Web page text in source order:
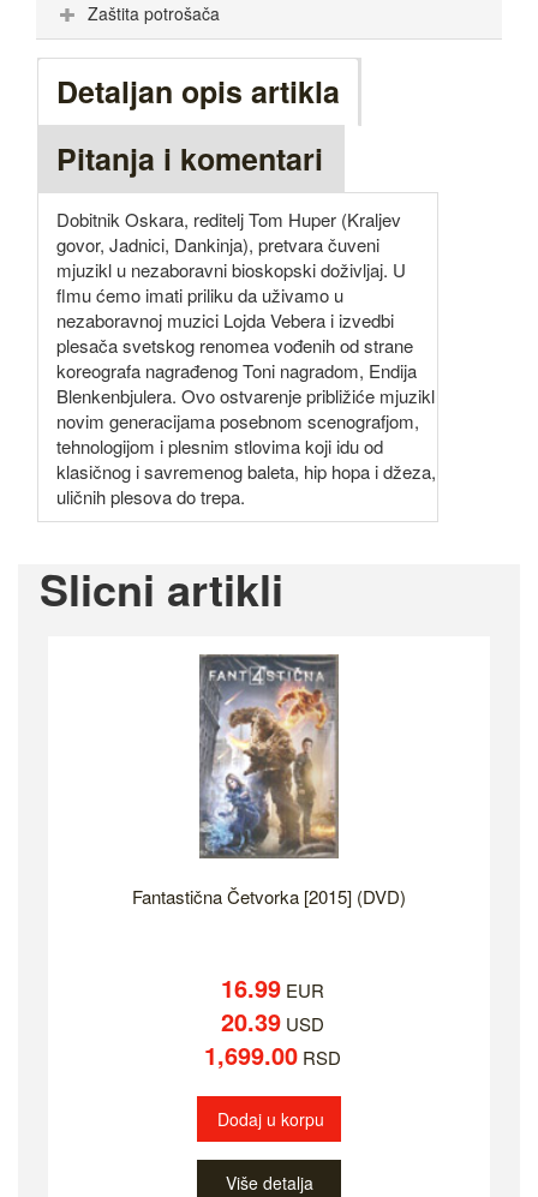
Zaštita potrošača
Detaljan opis artikla
Pitanja i komentari
Dobitnik Oskara, reditelj Tom Huper (Kraljev
govor, Jadnici, Dankinja), pretvara čuveni
mjuzikl u nezaboravni bioskopski doživljaj. U
flmu ćemo imati priliku da uživamo u
nezaboravnoj muzici Lojda Vebera i izvedbi
plesača svetskog renomea vođenih od strane
koreografa nagrađenog Toni nagradom, Endija
Blenkenbjulera. Ovo ostvarenje približiće mjuzikl
novim generacijama posebnom scenografjom,
tehnologijom i plesnim stlovima koji idu od
klasičnog i savremenog baleta, hip hopa i džeza,
uličnih plesova do trepa.
Slicni artikli
Fantastična Četvorka [2015] (DVD)
16.99EUR
20.39USD
1,699.00RSD
Dodaj u korpu
Više detalja